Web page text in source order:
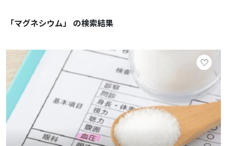
「マグネシウム」 の検索結果